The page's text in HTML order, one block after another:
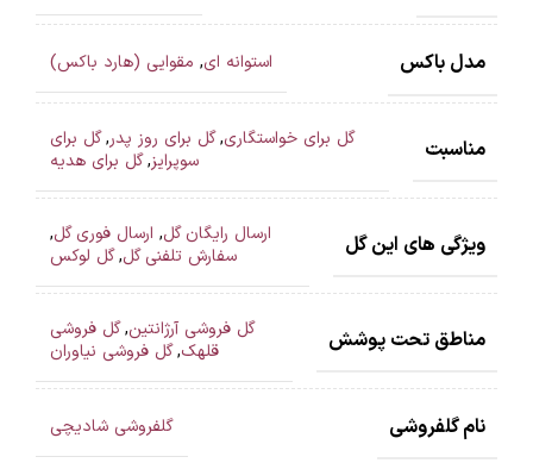
مدل باکس استوانه ای, مقوایی (هارد باکس)
مناسبت گل برای خواستگاری,گل برای روز پدر,گل برای
سوپرایز,گل برای هدیه
ویژگی های این گل ارسال رایگان گل, ارسال فوری گل,
سفارش تلفنی گل,گل لوکس
مناطق تحت پوشش گل فروشی آرژانتین,گل فروشی
قلهک,گل فروشی نیاوران
نام گلفروشی گلفروشی شادیچی